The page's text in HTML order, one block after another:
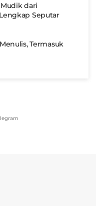
dari
Seputar
Termasuk